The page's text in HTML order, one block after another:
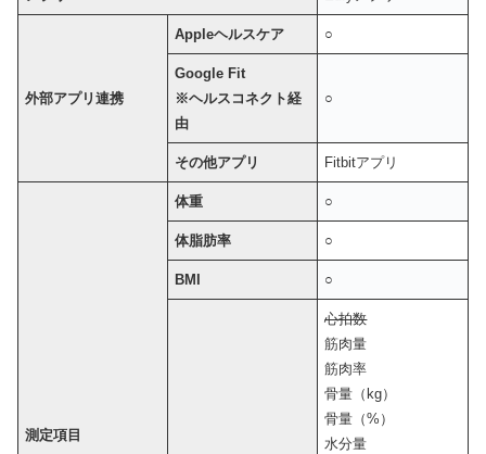
外部アプリ連携
Appleヘルスケア ○
Google Fit
※ヘルスコネクト経
由
○
その他アプリ Fitbitアプリ
測定項目
体重 ○
体脂肪率 ○
BMI ○
心拍数
筋肉量
筋肉率
骨量（kg）
骨量（%）
水分量